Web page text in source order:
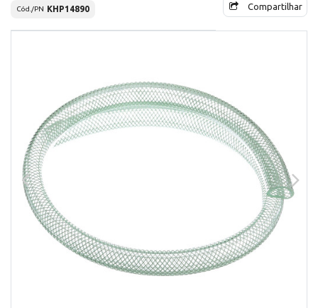
Cód./PN KHP14890 Compartilhar